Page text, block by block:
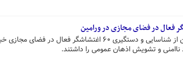
فرمانده انتظامی ورامین از شناسایی و دستگیری ۶۰
ناامنی و تشویش اذهان عمومی را داشتند.